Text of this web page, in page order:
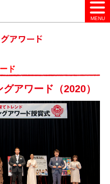
MENU
ド
アワード（2020）